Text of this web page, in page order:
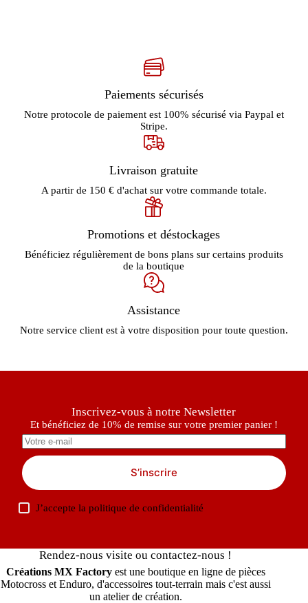
Paiements sécurisés
Notre protocole de paiement est 100% sécurisé via Paypal et
Stripe.
Livraison gratuite
A partir de 150 € d'achat sur votre commande totale.
Promotions et déstockages
Bénéficiez régulièrement de bons plans sur certains produits
de la boutique
Assistance
Notre service client est à votre disposition pour toute question.
Inscrivez-vous à notre Newsletter
Et bénéficiez de 10% de remise sur votre premier panier !
S’inscrire
J’accepte lapolitique de confidentialité
Rendez-nous visite ou contactez-nous !
Créations MX Factoryest une boutique en ligne de pièces
Motocross et Enduro, d'accessoires tout-terrain mais c'est aussi
un atelier de création.